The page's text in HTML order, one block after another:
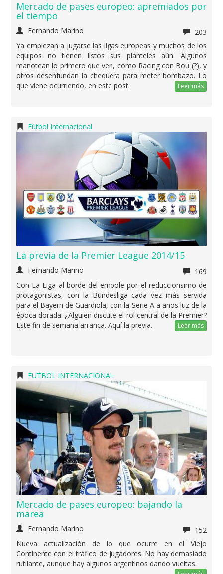
Mercado de pases europeo: apremiados por
el tiempo
Fernando Marino
203
Ya empiezan a jugarse las ligas europeas y muchos de los
equipos no tienen listos sus planteles aún. Algunos
manotean lo primero que ven, como Racing con Bou (?), y
otros desenfundan la chequera para meter bombazo. Lo
que viene ocurriendo, en este post.
Leer más
Fútbol Internacional
La previa de la Premier League 2014/15
Fernando Marino
169
Con La Liga al borde del embole por el reduccionsimo de
protagonistas, con la Bundesliga cada vez más servida
para el Bayern de Guardiola, con la Serie A a años luz de la
época dorada: ¿Alguien discute el rol central de la Premier?
Este fin de semana arranca. Aquí la previa.
Leer más
FUTBOL INTERNACIONAL
Mercado de pases europeo: bajando la
marea
Fernando Marino
152
Nueva actualización de lo que ocurre en el Viejo
Continente con el tráfico de jugadores. No hay demasiado
rutilante, aunque hay algunos argentinos dando vueltas.